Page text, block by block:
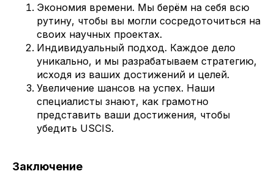
Экономия времени. Мы берём на себя всю
рутину, чтобы вы могли сосредоточиться на
своих научных проектах.
Индивидуальный подход. Каждое дело
уникально, и мы разрабатываем стратегию,
исходя из ваших достижений и целей.
Увеличение шансов на успех. Наши
специалисты знают, как грамотно
представить ваши достижения, чтобы
убедить USCIS.
Заключение